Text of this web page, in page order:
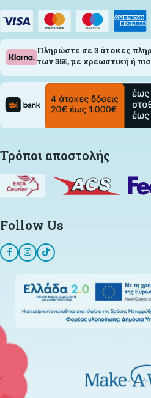
Πληρώστε σε 3 άτοκες
των 35€, με χρεωστική ή
Τρόποι αποστολής
Follow Us